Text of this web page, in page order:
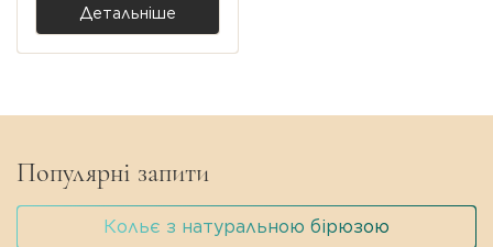
Детальніше
Популярні запити
Кольє з натуральною бірюзою